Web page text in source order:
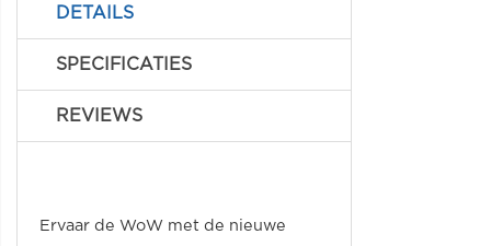
DETAILS
SPECIFICATIES
REVIEWS
Ervaar de WoW met de nieuwe